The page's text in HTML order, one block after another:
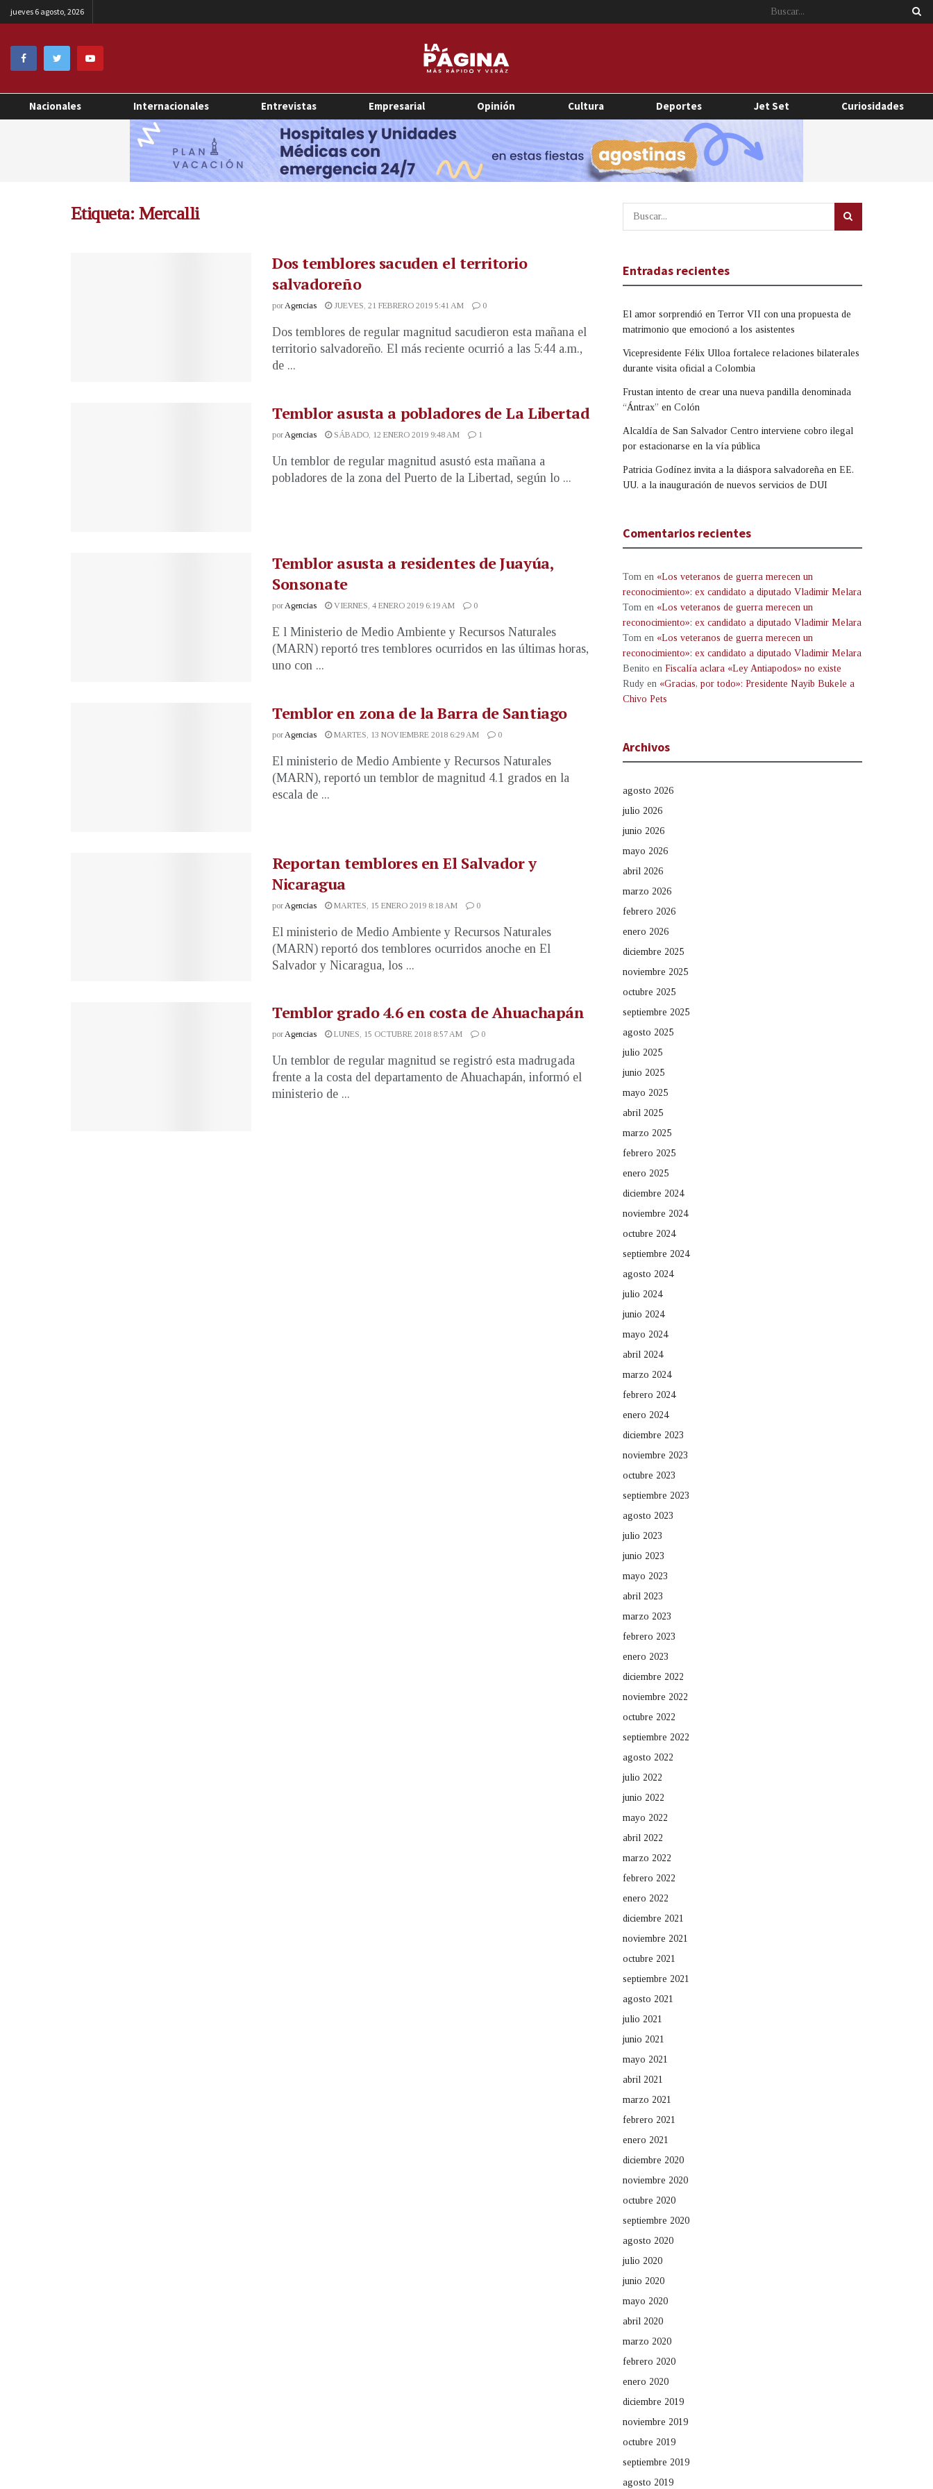
jueves 6 agosto, 2026
Nacionales Internacionales Entrevistas Empresarial Opinión Cultura Deportes Jet Set Curiosidades
Etiqueta: Mercalli
Dos temblores sacuden el territorio
salvadoreño
porAgencias JUEVES, 21 FEBRERO 2019 5:41 AM 0
Dos temblores de regular magnitud sacudieron esta mañana el
territorio salvadoreño. El más reciente ocurrió a las 5:44 a.m.,
de ...
Temblor asusta a pobladores de La Libertad
porAgencias SÁBADO, 12 ENERO 2019 9:48 AM 1
Un temblor de regular magnitud asustó esta mañana a
pobladores de la zona del Puerto de la Libertad, según lo ...
Temblor asusta a residentes de Juayúa,
Sonsonate
por Agencias VIERNES, 4 ENERO 2019 6:19 AM 0
E l Ministerio de Medio Ambiente y Recursos Naturales
(MARN) reportó tres temblores ocurridos en las últimas horas,
uno con ...
Temblor en zona de la Barra de Santiago
por Agencias MARTES, 13 NOVIEMBRE 2018 6:29 AM 0
El ministerio de Medio Ambiente y Recursos Naturales
(MARN), reportó un temblor de magnitud 4.1 grados en la
escala de ...
Reportan temblores en El Salvador y
Nicaragua
por Agencias MARTES, 15 ENERO 2019 8:18 AM 0
El ministerio de Medio Ambiente y Recursos Naturales
(MARN) reportó dos temblores ocurridos anoche en El
Salvador y Nicaragua, los ...
Temblor grado 4.6 en costa de Ahuachapán
porAgencias LUNES, 15 OCTUBRE 2018 8:57 AM 0
Un temblor de regular magnitud se registró esta madrugada
frente a la costa del departamento de Ahuachapán, informó el
ministerio de ...
Entradas recientes
El amor sorprendió en Terror VII con una propuesta de
matrimonio que emocionó a los asistentes
Vicepresidente Félix Ulloa fortalece relaciones bilaterales
durante visita oficial a Colombia
Frustan intento de crear una nueva pandilla denominada
“Ántrax” en Colón
Alcaldía de San Salvador Centro interviene cobro ilegal
por estacionarse en la vía pública
Patricia Godínez invita a la diáspora salvadoreña en EE.
UU. a la inauguración de nuevos servicios de DUI
Comentarios recientes
Tom en «Los veteranos de guerra merecen un
reconocimiento»: ex candidato a diputado Vladimir Melara
Tom en «Los veteranos de guerra merecen un
reconocimiento»: ex candidato a diputado Vladimir Melara
Tom en «Los veteranos de guerra merecen un
reconocimiento»: ex candidato a diputado Vladimir Melara
Benito en Fiscalía aclara «Ley Antiapodos» no existe
Rudy en «Gracias, por todo»: Presidente Nayib Bukele a
Chivo Pets
Archivos
agosto 2026
julio 2026
junio 2026
mayo 2026
abril 2026
marzo 2026
febrero 2026
enero 2026
diciembre 2025
noviembre 2025
octubre 2025
septiembre 2025
agosto 2025
julio 2025
junio 2025
mayo 2025
abril 2025
marzo 2025
febrero 2025
enero 2025
diciembre 2024
noviembre 2024
octubre 2024
septiembre 2024
agosto 2024
julio 2024
junio 2024
mayo 2024
abril 2024
marzo 2024
febrero 2024
enero 2024
diciembre 2023
noviembre 2023
octubre 2023
septiembre 2023
agosto 2023
julio 2023
junio 2023
mayo 2023
abril 2023
marzo 2023
febrero 2023
enero 2023
diciembre 2022
noviembre 2022
octubre 2022
septiembre 2022
agosto 2022
julio 2022
junio 2022
mayo 2022
abril 2022
marzo 2022
febrero 2022
enero 2022
diciembre 2021
noviembre 2021
octubre 2021
septiembre 2021
agosto 2021
julio 2021
junio 2021
mayo 2021
abril 2021
marzo 2021
febrero 2021
enero 2021
diciembre 2020
noviembre 2020
octubre 2020
septiembre 2020
agosto 2020
julio 2020
junio 2020
mayo 2020
abril 2020
marzo 2020
febrero 2020
enero 2020
diciembre 2019
noviembre 2019
octubre 2019
septiembre 2019
agosto 2019